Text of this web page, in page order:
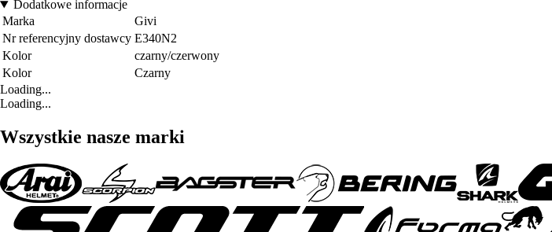
Dodatkowe informacje
Marka
Givi
Nr referencyjny dostawcy E340N2
Kolor
czarny/czerwony
Kolor
Czarny
Loading...
Loading...
Wszystkie nasze marki